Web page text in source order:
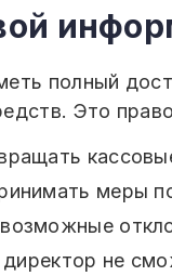
полный
Это
меры
не